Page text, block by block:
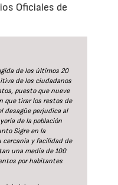
Oficiales de
de los últimos 20
de los ciudadanos
puesto que nueve
que tirar los restos de
desagüe perjudica al
de la población
Sigre en la
cercanía y facilidad de
una media de 100
por habitantes